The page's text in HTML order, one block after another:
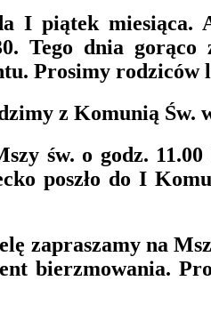
I piątek miesiąca.
Tego dnia
Prosimy
z Komunią Św.
św. o godz.
poszło do I
zapraszamy na
bierzmowania.